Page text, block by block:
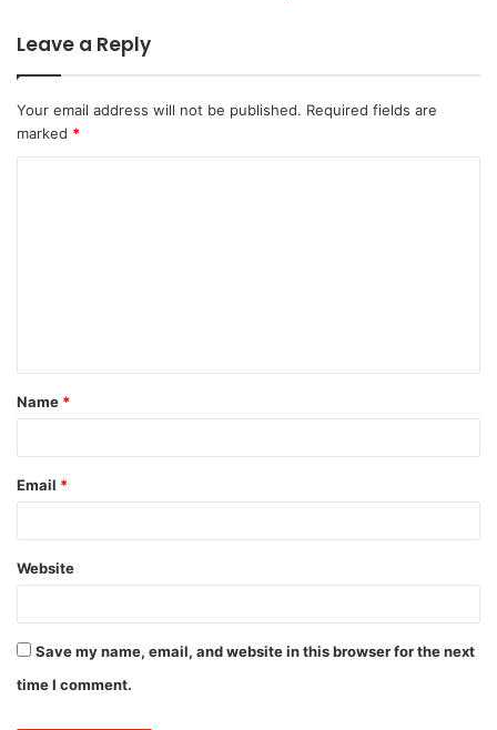
Leave a Reply
Your email address will not be published. Required fields are
marked *
t
*
Name *
Email *
Website
Save my name, email, and website in this browser for the next
time I comment.